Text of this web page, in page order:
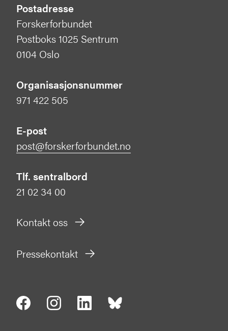
Postadresse
Forskerforbundet
Postboks 1025 Sentrum
0104 Oslo
Organisasjonsnummer
971 422 505
E-post
post@forskerforbundet.no
Tlf. sentralbord
21 02 34 00
Kontakt oss
Pressekontakt